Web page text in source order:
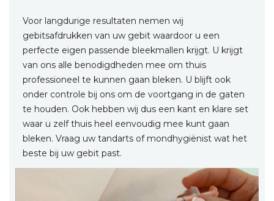
Voor langdurige resultaten nemen wij
gebitsafdrukken van uw gebit waardoor u een
perfecte eigen passende bleekmallen krijgt. U krijgt
van ons alle benodigdheden mee om thuis
professioneel te kunnen gaan bleken. U blijft ook
onder controle bij ons om de voortgang in de gaten
te houden. Ook hebben wij dus een kant en klare set
waar u zelf thuis heel eenvoudig mee kunt gaan
bleken. Vraag uw tandarts of mondhygiënist wat het
beste bij uw gebit past.